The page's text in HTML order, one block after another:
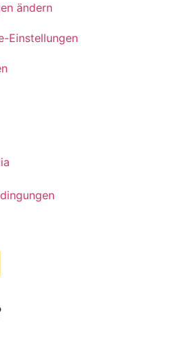
ändern
Einstellungen